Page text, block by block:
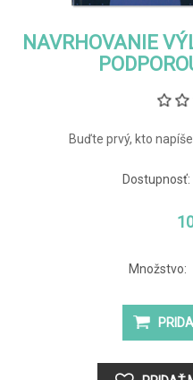
NAVRHOVANIE
Buďte prvý, kto
Dostupnosť:
Množstvo: